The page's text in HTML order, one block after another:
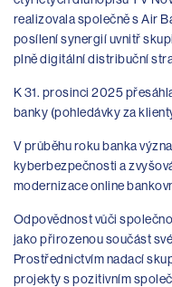
realizovala společně s Air
posílení synergií uvnitř
plně digitální distribuční
K 31. prosinci 2025
banky (pohledávky za
V průběhu roku banka
kyberbezpečnosti a
modernizace online
Odpovědnost vůči
jako přirozenou součást
Prostřednictvím nadací
projekty s pozitivním